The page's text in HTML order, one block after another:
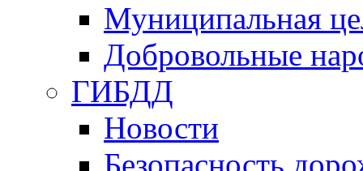
Муниципальная
Добровольные
ГИБДД
Новости